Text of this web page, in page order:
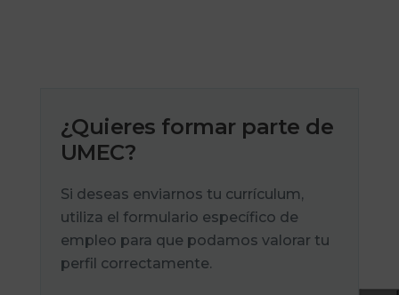
¿Quieres formar parte de
UMEC?
Si deseas enviarnos tu currículum,
utiliza el formulario específico de
empleo para que podamos valorar tu
perfil correctamente.